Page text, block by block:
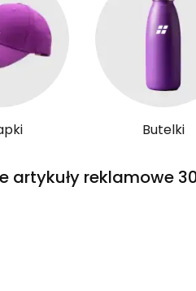
Butelki
artykuły reklamowe